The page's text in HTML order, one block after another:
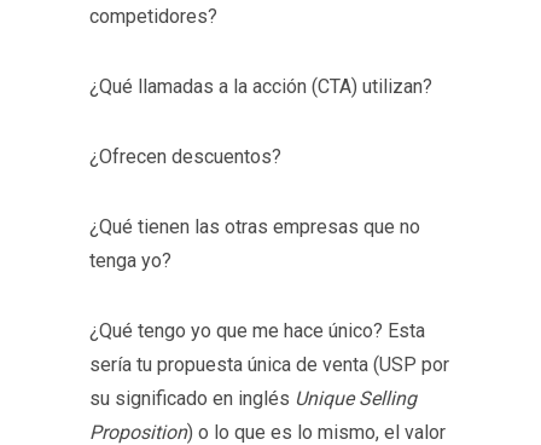
competidores?
¿Qué llamadas a la acción (CTA) utilizan?
¿Ofrecen descuentos?
¿Qué tienen las otras empresas que no
tenga yo?
¿Qué tengo yo que me hace único? Esta
sería tu propuesta única de venta (USP por
su significado en inglés Unique Selling
Proposition) o lo que es lo mismo, el valor